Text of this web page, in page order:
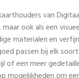
van
ook als een
materialen en
passen bij elk
of een meer